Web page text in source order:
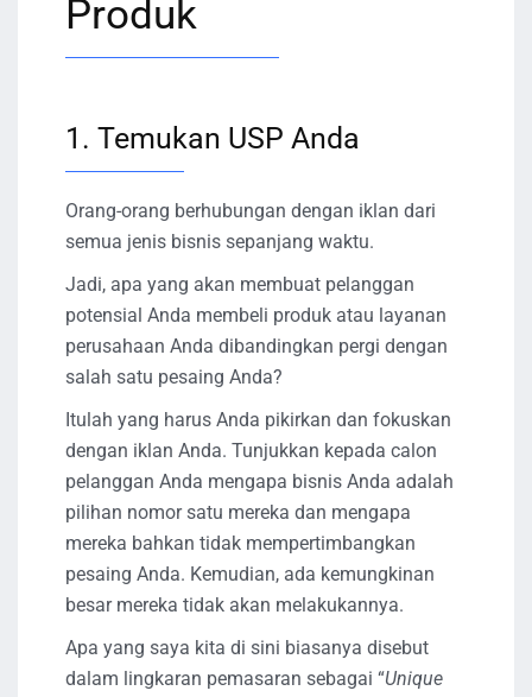
Produk
1. Temukan USP Anda
Orang-orang berhubungan dengan iklan dari
semua jenis bisnis sepanjang waktu.
Jadi, apa yang akan membuat pelanggan
potensial Anda membeli produk atau layanan
perusahaan Anda dibandingkan pergi dengan
salah satu pesaing Anda?
Itulah yang harus Anda pikirkan dan fokuskan
dengan iklan Anda. Tunjukkan kepada calon
pelanggan Anda mengapa bisnis Anda adalah
pilihan nomor satu mereka dan mengapa
mereka bahkan tidak mempertimbangkan
pesaing Anda. Kemudian, ada kemungkinan
besar mereka tidak akan melakukannya.
Apa yang saya kita di sini biasanya disebut
dalam lingkaran pemasaran sebagai “Unique